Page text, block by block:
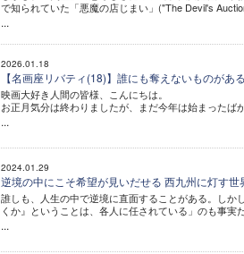
で知られていた「悪魔の店じまい」("The Devil's
...
2026.01.18
【名画座リバティ(18)】誰にも奪えないものがあ
映画大好き人間の皆様、こんにちは。
お正月気分は終わりましたが、まだ今年は始まったばか
...
2024.01.29
逆境の中にこそ希望が見いだせる 西九州に灯す
誰しも、人生の中で逆境に直面することがある。し
くか』ということは、各人に任されている」のも事実だ
...